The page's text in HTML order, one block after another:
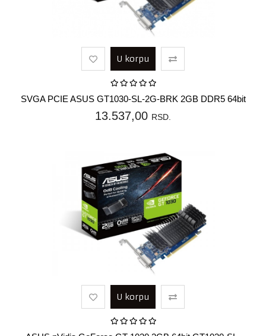
U korpu
SVGA PCIE ASUS GT1030-SL-2G-BRK 2GB DDR5 64bit
13.537,00 RSD.
U korpu